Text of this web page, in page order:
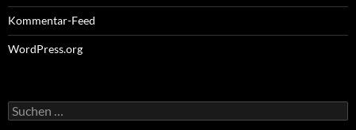
Kommentar-Feed
WordPress.org
Suchen
nach: